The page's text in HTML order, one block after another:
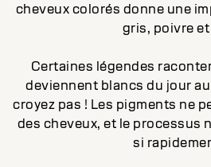
cheveux colorés donne une
gris, poivre et
Certaines légendes
deviennent blancs du jour
croyez pas ! Les pigments ne
des cheveux, et le processus
si